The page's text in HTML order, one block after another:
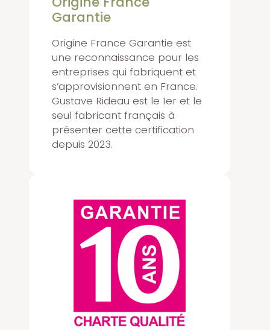
Garantie
Origine France Garantie est
une reconnaissance pour les
entreprises qui fabriquent et
s’approvisionnent en France.
Gustave Rideau est le 1er et le
seul fabricant français à
présenter cette certification
depuis 2023.